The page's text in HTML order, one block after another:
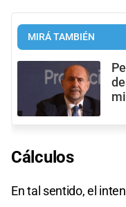
MIRÁ TAMBIÉN
Cálculos
En tal sentido, el